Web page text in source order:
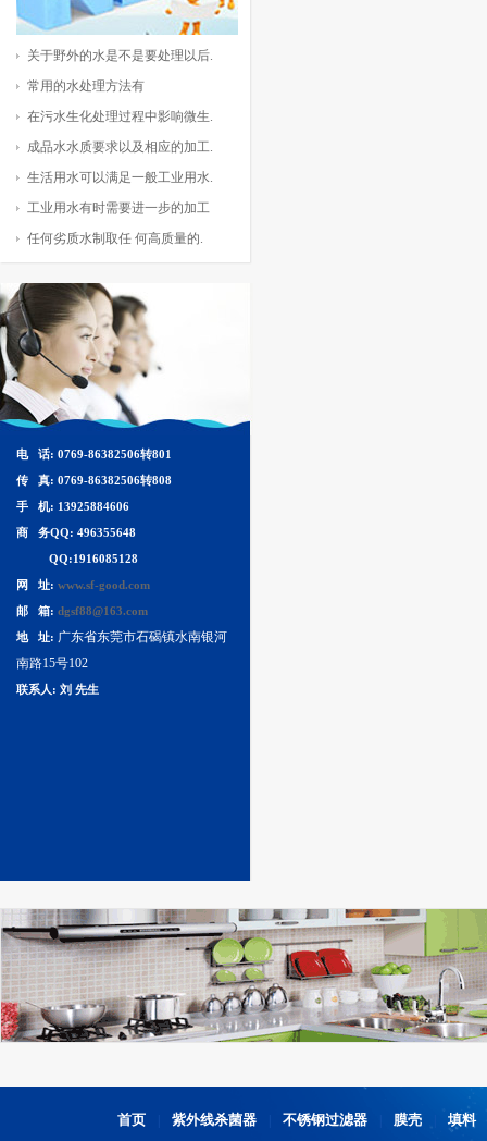
关于野外的水是不是要处理以后.
常用的水处理方法有
在污水生化处理过程中影响微生.
成品水水质要求以及相应的加工.
生活用水可以满足一般工业用水.
工业用水有时需要进一步的加工
任何劣质水制取任 何高质量的.
电 话: 0769-86382506转801
传 真: 0769-86382506转808
手 机: 13925884606
商 务QQ: 496355648
QQ:1916085128
网 址: www.sf-good.com
邮 箱: dgsf88@163.com
地 址: 广东省东莞市石碣镇水南银河
南路15号102
联系人: 刘 先生
首页 紫外线杀菌器 不锈钢过滤器 膜壳 填料